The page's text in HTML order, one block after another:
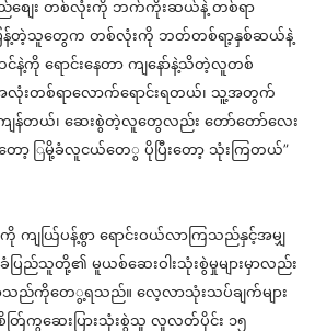
ျေး တစ်လုံးကို ဘက်ကိုးဆယ်နဲ တစ်ရာ
တဲ့သူတွေက တစ်လုံးကို ဘတ်တစ်ရာ့နှစ်ဆယ်နဲ
င်နဲ့ကို ရောင်းနေတာ ကျနော်နဲ့သိတဲ့လူတစ်
လုံးတစ်ရာလောက်ရောင်းရတယ်၊ သူ့အတွက
ျန်တယ်၊ ဆေးစွဲတဲ့လူတွေလည်း တော်တော်လေး
ော ့ ြမိခံလူငယ်တေ ပိုပြီးတော သုံးကြတယ်”
ကို ကျယပနစွာ ရောင်းဝယ်လာကြသည်နှင့်အမ
ပြည်သူတို့၏ မူယစ်ဆေးဝါးသုံးစွဲမှုများမှာလည်း
ာသည်ကိုတေရသည်။ လေ့လာသုံးသပ်ချက်များ
တကွဆေးပြားသုံးစွဲသူ လူလတ်ပိုင်း ၁၅